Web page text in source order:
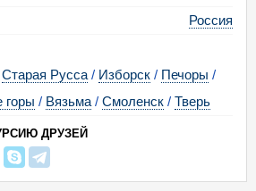
Россия
Старая Русса / Изборск / Печоры /
горы / Вязьма / Смоленск / Тверь
ДРУЗЕЙ